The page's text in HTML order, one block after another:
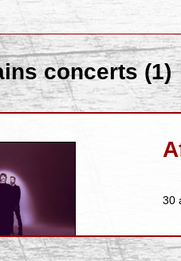
concerts (1)
30